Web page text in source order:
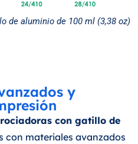
de aluminio de 100 ml (3,38 oz)
y
con gatillo de
con materiales avanzados